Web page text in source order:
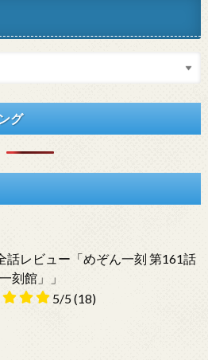
グ
話レビュー「めぞん一刻 第161話
一刻館」」
5/5(18)